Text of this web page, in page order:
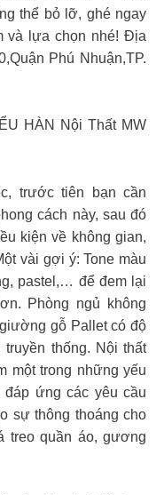
thể bỏ lỡ, ghé ngay
và lựa chọn nhé! Địa
Phú Nhuận,TP.
HÀN Nội Thất MW
trước tiên bạn cần
cách này, sau đó
kiện về không gian,
vài gợi ý: Tone màu
pastel,… để đem lại
Phòng ngủ không
gỗ Pallet có độ
thống. Nội thất
một trong những yếu
ứng các yêu cầu
sự thông thoáng cho
treo quần áo, gương